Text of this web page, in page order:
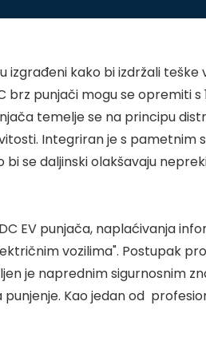
kako bi izdržali teške
punjači mogu se opremiti s
temelje se na principu
Integriran je s pametnim
se daljinski olakšavaju
EV punjača, naplaćivanja
vozilima". Postupak
je naprednim sigurnosnim
Kao jedan od